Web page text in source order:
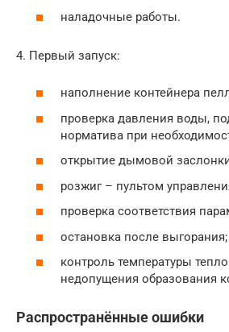
наладочные работы.
4. Первый запуск:
наполнение контейнера
проверка давления воды,
норматива при
открытие дымовой
розжиг – пультом
проверка соответствия
остановка после выгорания;
контроль температуры
недопущения образования
Распространённые ошибки